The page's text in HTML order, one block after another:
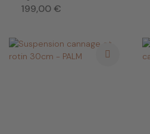
Prix
199,00 €